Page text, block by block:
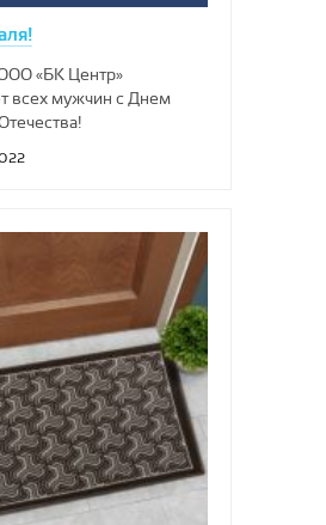
«БК Центр»
всех мужчин с Днем